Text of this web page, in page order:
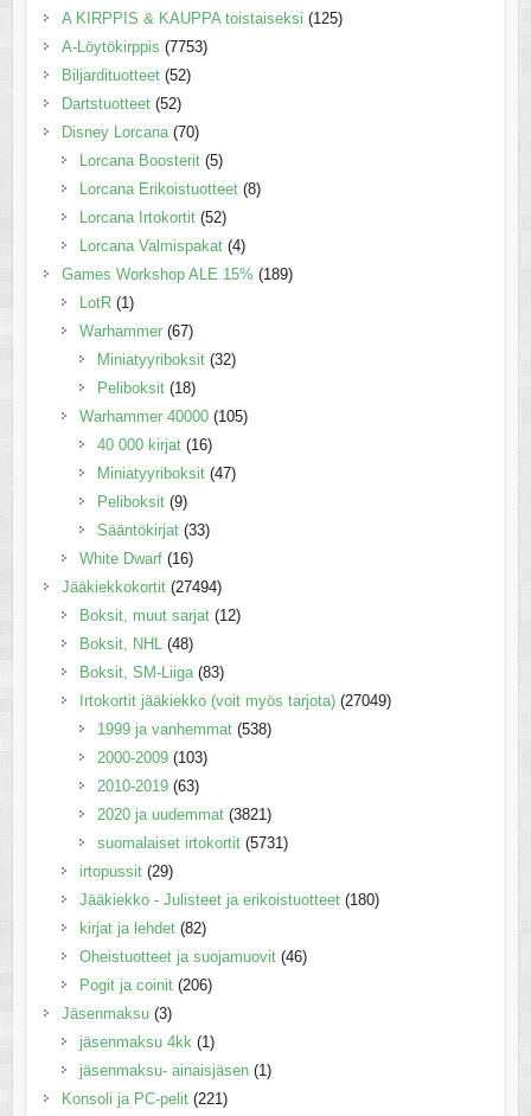
A KIRPPIS & KAUPPA toistaiseksi (125)
A-Löytökirppis (7753)
Biljardituotteet (52)
Dartstuotteet (52)
Disney Lorcana (70)
Lorcana Boosterit (5)
Lorcana Erikoistuotteet (8)
Lorcana Irtokortit (52)
Lorcana Valmispakat (4)
Games Workshop ALE 15% (189)
LotR (1)
Warhammer (67)
Miniatyyriboksit (32)
Peliboksit (18)
Warhammer 40000 (105)
40 000 kirjat (16)
Miniatyyriboksit (47)
Peliboksit (9)
Sääntökirjat (33)
White Dwarf (16)
Jääkiekkokortit (27494)
Boksit, muut sarjat (12)
Boksit, NHL (48)
Boksit, SM-Liiga (83)
Irtokortit jääkiekko (voit myös tarjota) (27049)
1999 ja vanhemmat (538)
2000-2009 (103)
2010-2019 (63)
2020 ja uudemmat (3821)
suomalaiset irtokortit (5731)
irtopussit (29)
Jääkiekko - Julisteet ja erikoistuotteet (180)
kirjat ja lehdet (82)
Oheistuotteet ja suojamuovit (46)
Pogit ja coinit (206)
Jäsenmaksu (3)
jäsenmaksu 4kk (1)
jäsenmaksu- ainaisjäsen (1)
Konsoli ja PC-pelit (221)